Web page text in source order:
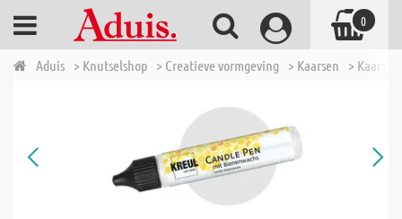
Aduis > Knutselshop > Creatieve vormgeving > Kaarsen >
0